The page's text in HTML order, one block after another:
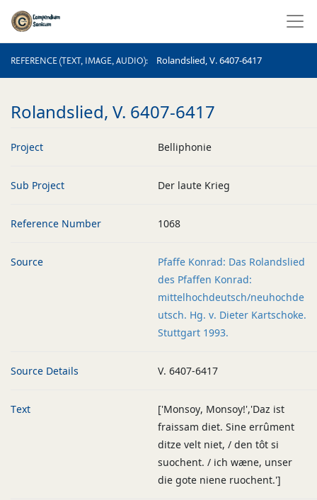
REFERENCE (TEXT, IMAGE, AUDIO) Rolandslied, V. 6407-6417
REFERENCE (TEXT, IMAGE, AUDIO)
Rolandslied, V. 6407-6417
Project Belliphonie
Sub Project Der laute Krieg
Reference Number 1068
Source
Pfaffe Konrad: Das Rolandslied
des Pfaffen Konrad:
mittelhochdeutsch/neuhochde
utsch. Hg. v. Dieter Kartschoke.
Stuttgart 1993.
Source Details V. 6407-6417
Text
['Monsoy, Monsoy!','Daz ist
fraissam diet. Sine errûment
ditze velt niet, / den tôt si
suochent. / ich wæne, unser
die gote niene ruochent.']